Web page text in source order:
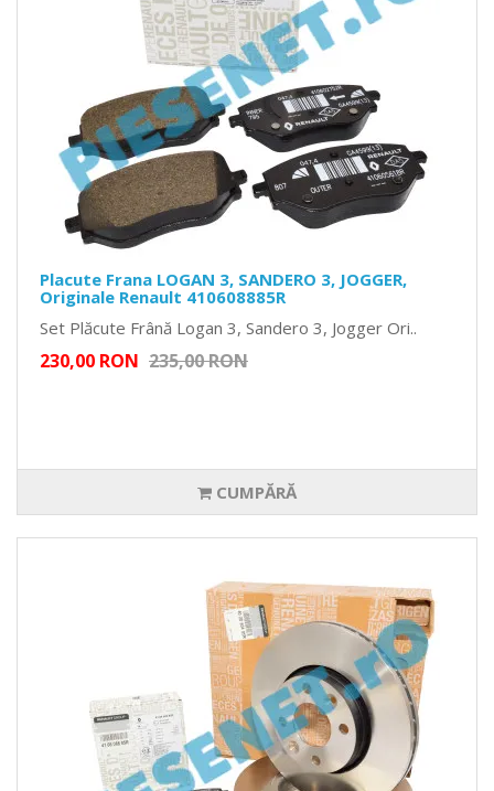
Placute Frana LOGAN 3, SANDERO 3, JOGGER,
Originale Renault 410608885R
Set Plăcute Frână Logan 3, Sandero 3, Jogger Ori..
230,00 RON 235,00 RON
CUMPĂRĂ